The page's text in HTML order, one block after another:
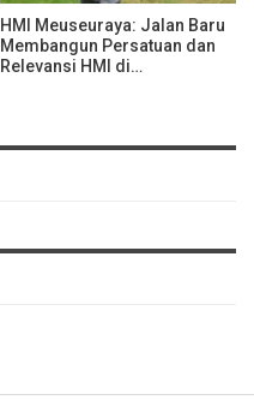
HMI Meuseuraya: Jalan Baru
Membangun Persatuan dan
Relevansi HMI di…